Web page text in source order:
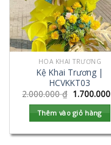
HOA KHAI TRƯƠNG
Kệ Khai Trương |
HCVKKT03
2.000.000₫ 1.700.000
Thêm vào giỏ hàng